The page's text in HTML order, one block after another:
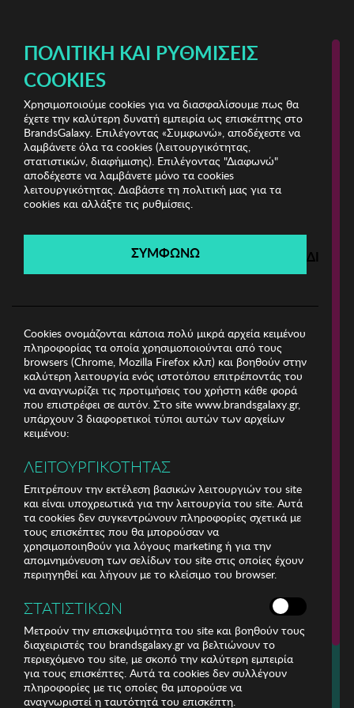
Bags & Wallets Shop ΓΥΝΑΙΚΑ
Bags & Wallets Shop
Λήγει σε: 00ημέρες | 00ώρες 00λεπτά 00δευτ.
Filters
Για τηλεφωνικές παραγγελίες καλέστε
211 18 94 400
(Δευτέρα έως Παρασκευή 9:30 - 14:30 & 24ώρες Φωνητική Πύλη)
ΠΟΛΙΤΙΚΉ ΚΑΙ ΡΥΘΜΊΣΕΙΣ
COOKIES
Χρησιμοποιούμε cookies για να διασφαλίσουμε πως θα
έχετε την καλύτερη δυνατή εμπειρία ως επισκέπτης στο
BrandsGalaxy. Επιλέγοντας «Συμφωνώ», αποδέχεστε να
λαμβάνετε όλα τα cookies (λειτουργικότητας,
στατιστικών, διαφήμισης). Επιλέγοντας "Διαφωνώ"
αποδέχεστε να λαμβάνετε μόνο τα cookies
λειτουργικότητας. Διαβάστε τη πολιτική μας για τα
cookies και αλλάξτε τις ρυθμίσεις.
ΣΥΜΦΩΝΩ
Cookies ονομάζονται κάποια πολύ μικρά αρχεία κειμένου
πληροφορίας τα οποία χρησιμοποιούνται από τους
browsers (Chrome, Mozilla Firefox κλπ) και βοηθούν στην
καλύτερη λειτουργία ενός ιστοτόπου επιτρέποντάς του
να αναγνωρίζει τις προτιμήσεις του χρήστη κάθε φορά
που επιστρέφει σε αυτόν. Στο site www.brandsgalaxy.gr,
υπάρχουν 3 διαφορετικοί τύποι αυτών των αρχείων
κειμένου:
ΛΕΙΤΟΥΡΓΙΚΟΤΗΤΑΣ
Επιτρέπουν την εκτέλεση βασικών λειτουργιών του site
και είναι υποχρεωτικά για την λειτουργία του site. Αυτά
τα cookies δεν συγκεντρώνουν πληροφορίες σχετικά με
τους επισκέπτες που θα μπορούσαν να
χρησιμοποιηθούν για λόγους marketing ή για την
απομνημόνευση των σελίδων του site στις οποίες έχουν
περιηγηθεί και λήγουν με το κλείσιμο του browser.
ΣΤΑΤΙΣΤΙΚΩΝ
Μετρούν την επισκεψιμότητα του site και βοηθούν τους
διαχειριστές του brandsgalaxy.gr να βελτιώνουν το
περιεχόμενο του site, με σκοπό την καλύτερη εμπειρία
για τους επισκέπτες. Αυτά τα cookies δεν συλλέγουν
πληροφορίες με τις οποίες θα μπορούσε να
αναγνωριστεί η ταυτότητά του επισκέπτη.